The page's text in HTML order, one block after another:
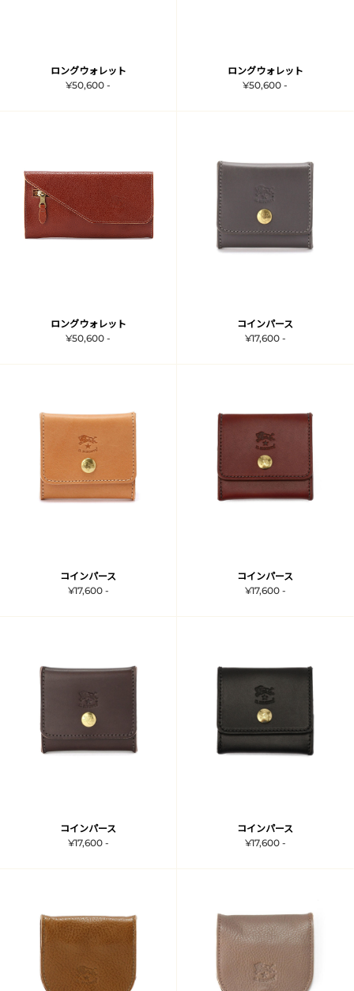
ロングウォレット
¥50,600 -
ロングウォレット
¥50,600 -
ロングウォレット
¥50,600 -
コインパース
¥17,600 -
コインパース
¥17,600 -
コインパース
¥17,600 -
コインパース
¥17,600 -
コインパース
¥17,600 -